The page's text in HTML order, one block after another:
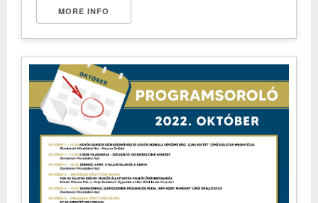
MORE INFO